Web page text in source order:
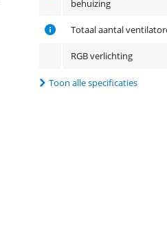
behuizing
Totaal aantal
RGB verlichting
Toon alle specificaties